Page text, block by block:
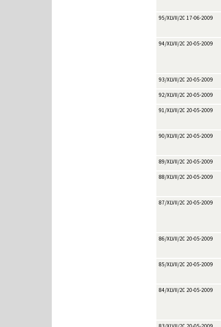
95/XLVII/200917-06-2009
94/XLVII/200920-05-2009
93/XLVII/200920-05-2009
92/XLVII/200920-05-2009
91/XLVII/200920-05-2009
90/XLVII/200920-05-2009
89/XLVII/200920-05-2009
88/XLVII/200920-05-2009
87/XLVII/200920-05-2009
86/XLVII/200920-05-2009
85/XLVII/200920-05-2009
84/XLVII/200920-05-2009